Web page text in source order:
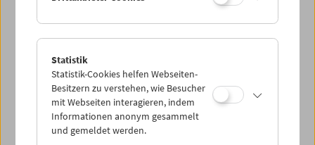
Share on
News
Statistik
Statistik-Cookies helfen Webseiten-
Besitzern zu verstehen, wie Besucher
mit Webseiten interagieren, indem
Informationen anonym gesammelt
und gemeldet werden.